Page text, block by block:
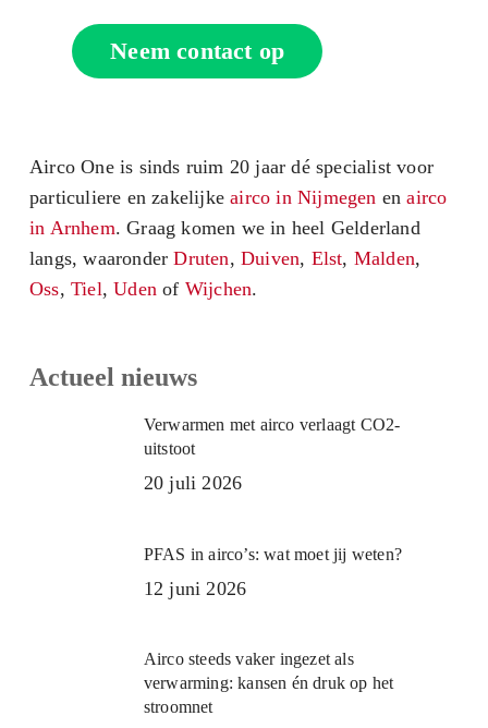
Neem contact op
Airco One is sinds ruim 20 jaar dé specialist voor
particuliere en zakelijkeairco in Nijmegen enairco
in Arnhem. Graag komen we in heel Gelderland
langs, waaronderDruten, Duiven, Elst, Malden,
Oss, Tiel,Uden of Wijchen.
Actueel nieuws
Verwarmen met airco verlaagt CO2-
uitstoot
20 juli 2026
PFAS in airco’s: wat moet jij weten?
12 juni 2026
Airco steeds vaker ingezet als
verwarming: kansen én druk op het
stroomnet